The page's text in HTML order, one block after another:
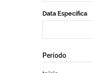
Data Específica
Período